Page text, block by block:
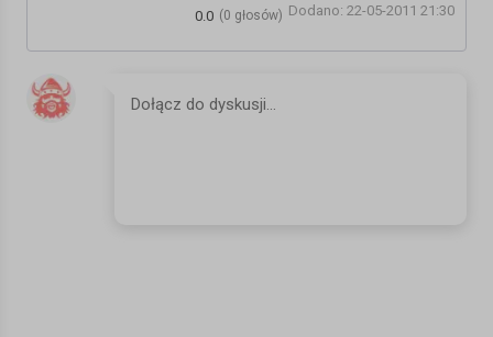
FESTIVAL 2003.HIGH QUALITY/DEFINITION AUDIO/VIDEO
Dodano: 22-05-2011 21:30
(0 głosów)
0.0